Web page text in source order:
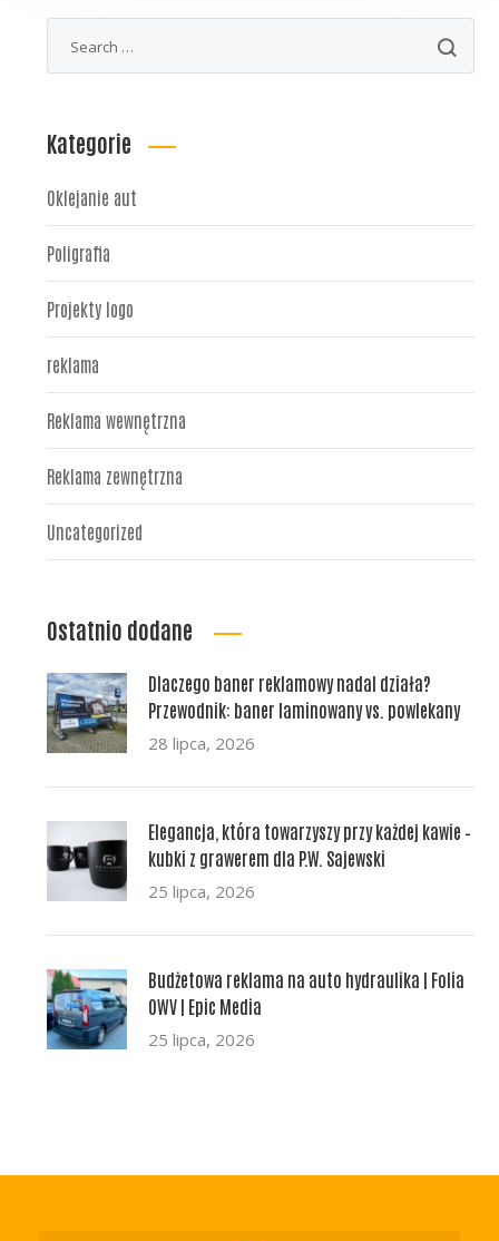
Kategorie
Oklejanie aut
Poligrafia
Projekty logo
reklama
Reklama wewnętrzna
Reklama zewnętrzna
Uncategorized
Ostatnio dodane
Dlaczego baner reklamowy nadal działa?
Przewodnik: baner laminowany vs. powlekany
28 lipca, 2026
Elegancja, która towarzyszy przy każdej kawie –
kubki z grawerem dla P.W. Sajewski
25 lipca, 2026
Budżetowa reklama na auto hydraulika | Folia
OWV | Epic Media
25 lipca, 2026